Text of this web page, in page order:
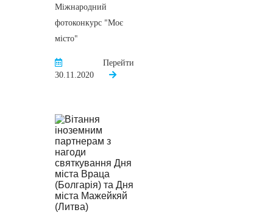
Міжнародний
фотоконкурс "Моє
місто"
30.11.2020
Перейти